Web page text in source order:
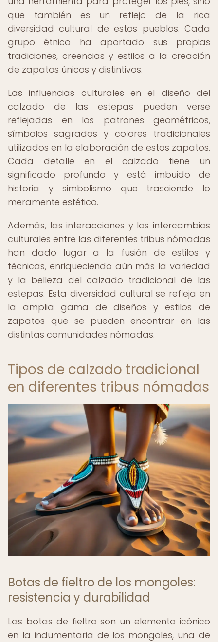
que también es un reflejo de la rica
diversidad cultural de estos pueblos. Cada
grupo étnico ha aportado sus propias
tradiciones, creencias y estilos a la creación
de zapatos únicos y distintivos.
Las influencias culturales en el diseño del
calzado de las estepas pueden verse
reflejadas en los patrones geométricos,
símbolos sagrados y colores tradicionales
utilizados en la elaboración de estos zapatos.
Cada detalle en el calzado tiene un
significado profundo y está imbuido de
historia y simbolismo que trasciende lo
meramente estético.
Además, las interacciones y los intercambios
culturales entre las diferentes tribus nómadas
han dado lugar a la fusión de estilos y
técnicas, enriqueciendo aún más la variedad
y la belleza del calzado tradicional de las
estepas. Esta diversidad cultural se refleja en
la amplia gama de diseños y estilos de
zapatos que se pueden encontrar en las
distintas comunidades nómadas.
Tipos de calzado tradicional
en diferentes tribus nómadas
Botas de fieltro de los mongoles:
resistencia y durabilidad
Las botas de fieltro son un elemento icónico
en la indumentaria de los mongoles, una de